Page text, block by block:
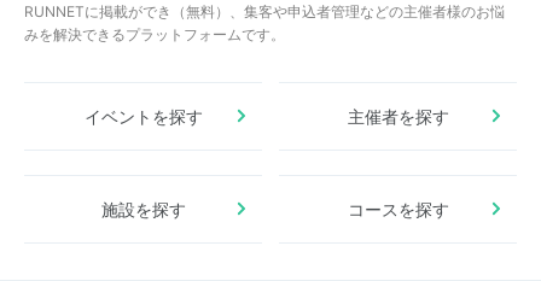
RUNNETに掲載ができ（無料）、集客や申込者管理などの主催者様のお悩
みを解決できるプラットフォームです。
イベントを探す 主催者を探す
施設を探す コースを探す